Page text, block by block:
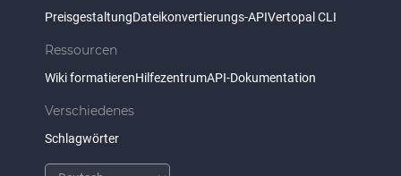
PreisgestaltungDateikonvertierungs-APIVertopal CLI
Ressourcen
Wiki formatierenHilfezentrumAPI-Dokumentation
Verschiedenes
Schlagwörter